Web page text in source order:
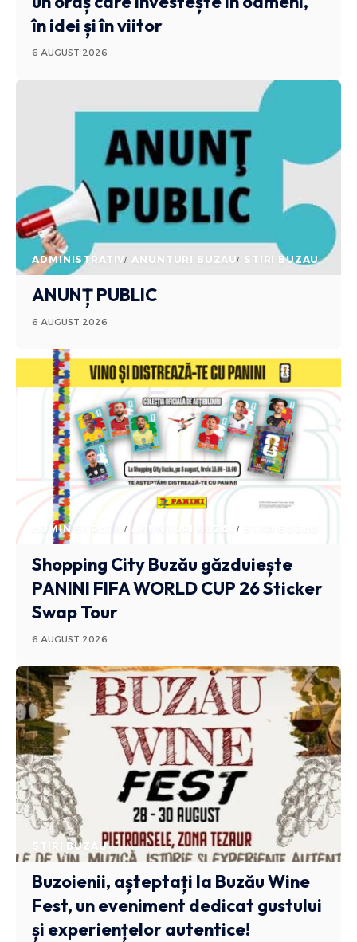
în idei și în viitor
6 AUGUST 2026
ADMINISTRATIV ANUNTURI BUZAU STIRI BUZAU
ANUNȚ PUBLIC
6 AUGUST 2026
ADMINISTRATIV ANUNTURI BUZAU
Shopping City Buzău găzduiește
PANINI FIFA WORLD CUP 26 Sticker
Swap Tour
6 AUGUST 2026
STIRI BUZAU
Buzoienii, așteptați la Buzău Wine
Fest, un eveniment dedicat gustului
și experiențelor autentice!